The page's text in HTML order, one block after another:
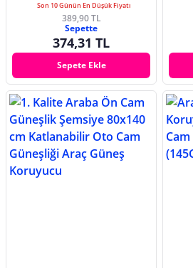
Son 10 Günün En Düşük Fiyatı
389,90 TL
Sepette
374,31 TL
Sepete Ekle